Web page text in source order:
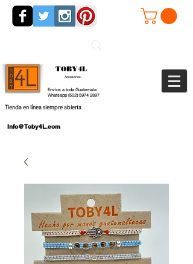
Envios a toda Guatemala
Whatsapp(502) 5974 2897
TOBY4L
Accesorios
Tienda en línea siempre abierta
Info@Toby4L.com